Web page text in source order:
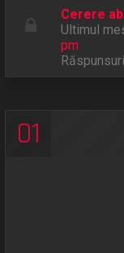
Cerere
Ultimul
pm
01